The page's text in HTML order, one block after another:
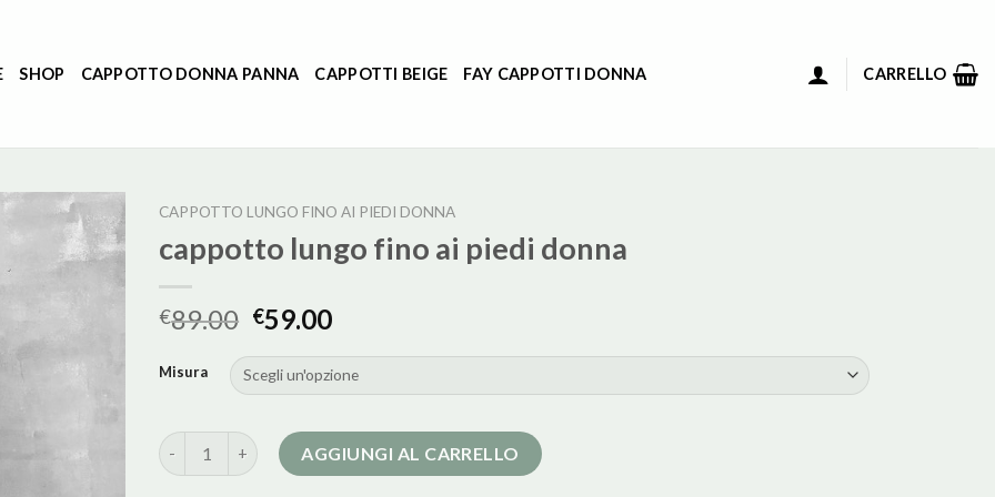
SHOP CAPPOTTO DONNA PANNA CAPPOTTI BEIGE FAY CAPPOTTI DONNA CARRELLO
CAPPOTTO LUNGO FINO AI PIEDI DONNA
cappotto lungo fino ai piedi donna
€89.00 €59.00
Misura
cappotto lungo fino ai piedi donna quantità
AGGIUNGI AL CARRELLO